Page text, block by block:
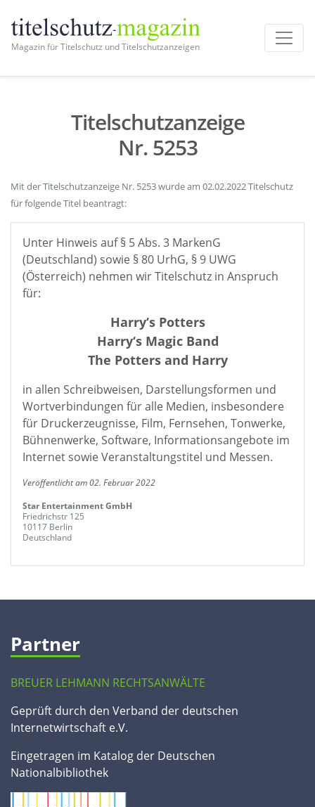
Magazin für Titelschutz und Titelschutzanzeigen
Titelschutzanzeige
Nr. 5253
Mit der Titelschutzanzeige Nr. 5253 wurde am 02.02.2022 Titelschutz
für folgende Titel beantragt:
Unter Hinweis auf § 5 Abs. 3 MarkenG
(Deutschland) sowie § 80 UrhG, § 9 UWG
(Österreich) nehmen wir Titelschutz in Anspruch
für:
Harry‘s Potters
Harry‘s Magic Band
The Potters and Harry
in allen Schreibweisen, Darstellungsformen und
Wortverbindungen für alle Medien, insbesondere
für Druckerzeugnisse, Film, Fernsehen, Tonwerke,
Bühnenwerke, Software, Informationsangebote im
Internet sowie Veranstaltungstitel und Messen.
Veröffentlicht am 02. Februar 2022
Star Entertainment GmbH
Friedrichstr 125
10117 Berlin
Deutschland
Partner
BREUER LEHMANN RECHTSANWÄLTE
Geprüft durch den Verband der deutschen
Internetwirtschaft e.V.
Eingetragen im Katalog der Deutschen
Nationalbibliothek